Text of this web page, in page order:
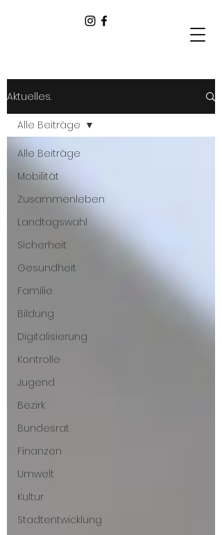
Aktuelles.
Alle Beiträge
Mobilität
Zusammenleben
Landtagswahl
Sicherheit
Gesundheit
Familie
Bildung
Digitalisierung
Kontrolle
Jugend
Bezirk
Bundesrat
Finanzen
Umwelt
Kultur
Stadtentwicklung
Alle Beiträge